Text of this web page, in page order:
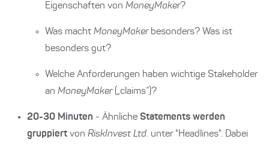
Eigenschaften von MoneyMaker?
Was macht MoneyMakerbesonders? Was ist
besonders gut?
Welche Anforderungen haben wichtige Stakeholder
an MoneyMaker(„claims“)?
20-30 Minuten - Ähnliche Statements werden
gruppiert von RiskInvest Ltd. unter "Headlines". Dabei